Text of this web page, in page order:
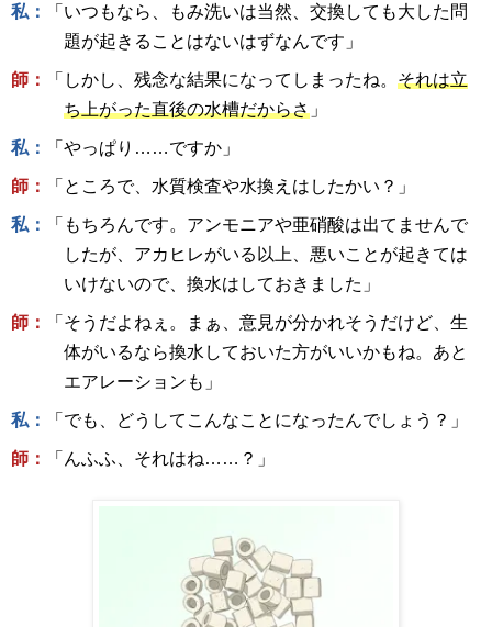
私：
「いつもなら、もみ洗いは当然、交換しても大した問
題が起きることはないはずなんです」
師： 「しかし、残念な結果になってしまったね。 それは立
ち上がった直後の水槽だからさ 」
私： 「やっぱり……ですか」
師： 「ところで、水質検査や水換えはしたかい？」
私：
「もちろんです。アンモニアや亜硝酸は出てませんで
したが、アカヒレがいる以上、悪いことが起きては
いけないので、換水はしておきました」
師：
「そうだよねぇ。まぁ、意見が分かれそうだけど、生
体がいるなら換水しておいた方がいいかもね。あと
エアレーションも」
私： 「でも、どうしてこんなことになったんでしょう？」
師： 「んふふ、それはね……？」